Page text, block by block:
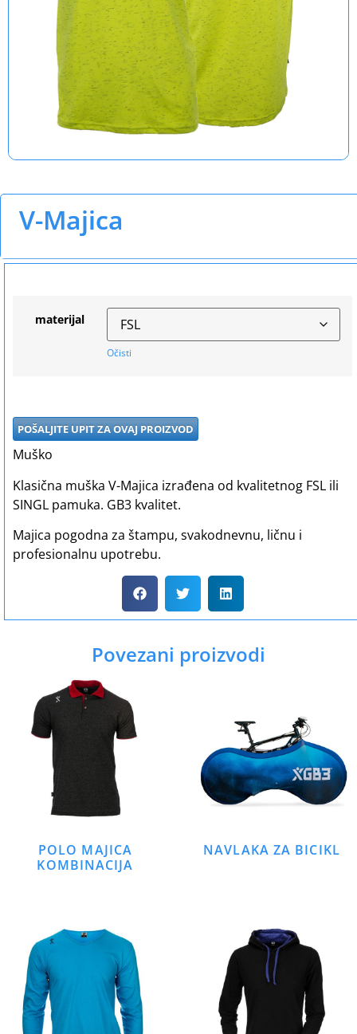
V-Majica
materijal
Očisti
POŠALJITE UPIT ZA OVAJ PROIZVOD
Muško
Klasična muška V-Majica izrađena od kvalitetnog FSL ili
SINGL pamuka. GB3 kvalitet.
Majica pogodna za štampu, svakodnevnu, ličnu i
profesionalnu upotrebu.
Povezani proizvodi
POLO MAJICA
KOMBINACIJA
NAVLAKA ZA BICIKL